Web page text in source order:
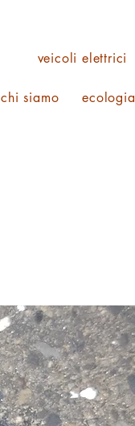
veicoli elettrici
chi siamo ecologia